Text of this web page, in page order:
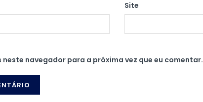
Site
neste navegador para a próxima vez que eu comentar.